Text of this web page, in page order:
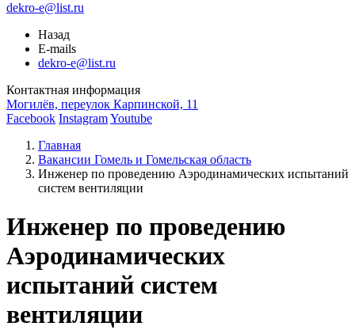
dekro-e@list.ru
Назад
E-mails
dekro-e@list.ru
Контактная информация
Могилёв, переулок Карпинской, 11
Facebook InstagramYoutube
Главная
Вакансии Гомель и Гомельская область
Инженер по проведению Аэродинамических испытаний
систем вентиляции
Инженер по проведению
Аэродинамических
испытаний систем
вентиляции